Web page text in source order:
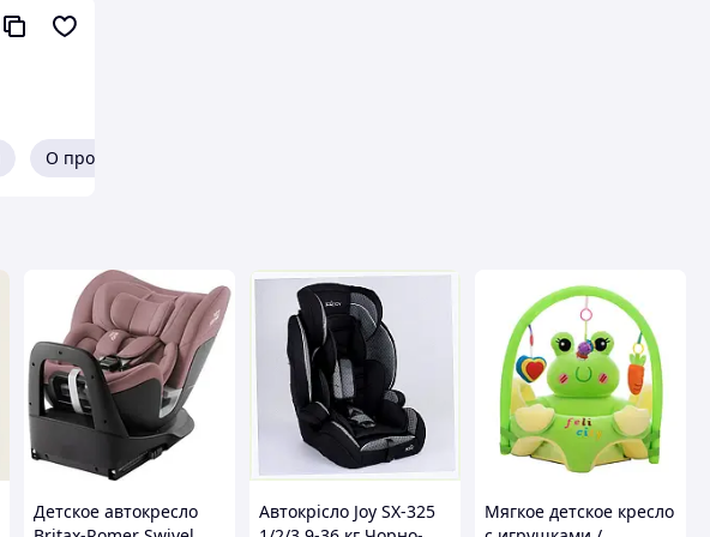
О продавце
Детское автокресло
Автокрісло Joy SX-325
Мягкое детское кресло